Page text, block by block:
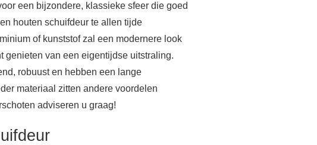
een bijzondere, klassieke sfeer die goed
houten schuifdeur te allen tijde
of kunststof zal een modernere look
genieten van een eigentijdse uitstraling.
robuust en hebben een lange
materiaal zitten andere voordelen
adviseren u graag!